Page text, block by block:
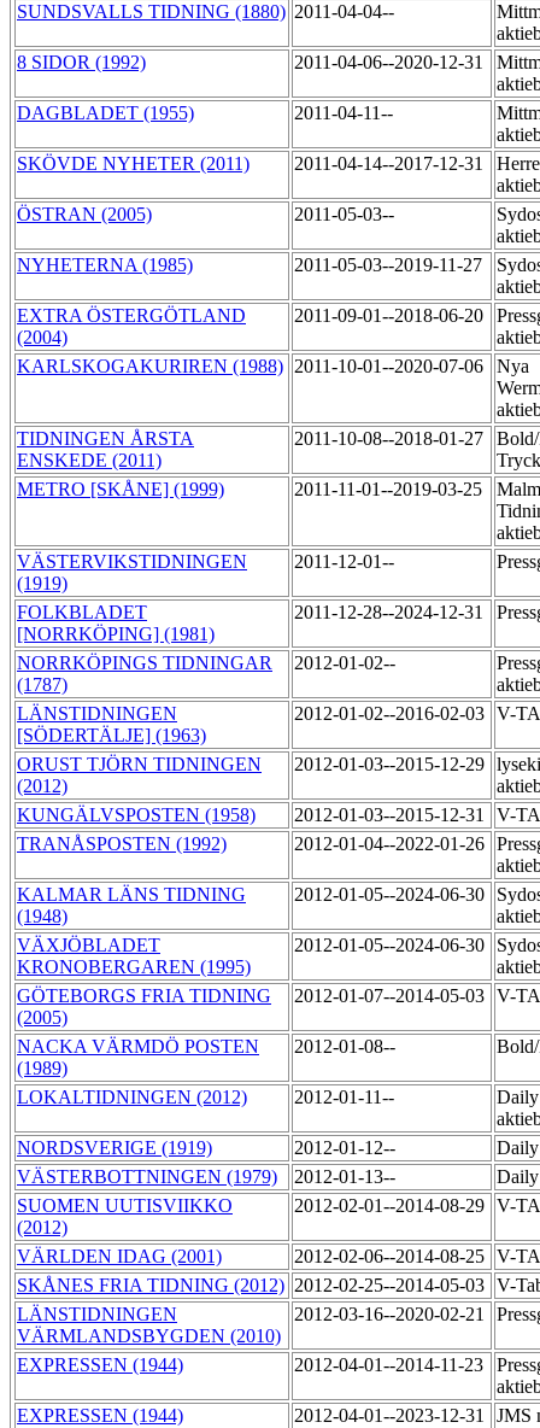
SUNDSVALLS TIDNING (1880) 2011-04-04--
8 SIDOR (1992)
2011-04-06--2020-12-31
DAGBLADET (1955)
2011-04-11--
SKÖVDE NYHETER (2011)
2011-04-14--2017-12-31
ÖSTRAN (2005)
2011-05-03--
NYHETERNA (1985)
2011-05-03--2019-11-27
EXTRA ÖSTERGÖTLAND
(2004)
2011-09-01--2018-06-20
KARLSKOGAKURIREN (1988) 2011-10-01--2020-07-06
Nya
TIDNINGEN ÅRSTA
ENSKEDE (2011)
2011-10-08--2018-01-27
METRO [SKÅNE] (1999)
2011-11-01--2019-03-25
VÄSTERVIKSTIDNINGEN
(1919)
2011-12-01--
FOLKBLADET
[NORRKÖPING] (1981)
2011-12-28--2024-12-31
NORRKÖPINGS TIDNINGAR
(1787)
2012-01-02--
LÄNSTIDNINGEN
[SÖDERTÄLJE] (1963)
2012-01-02--2016-02-03 V-
ORUST TJÖRN TIDNINGEN
(2012)
2012-01-03--2015-12-29
KUNGÄLVSPOSTEN (1958)
2012-01-03--2015-12-31
V-
TRANÅSPOSTEN (1992)
2012-01-04--2022-01-26
KALMAR LÄNS TIDNING
(1948)
2012-01-05--2024-06-30
VÄXJÖBLADET
KRONOBERGAREN (1995)
2012-01-05--2024-06-30
GÖTEBORGS FRIA TIDNING
(2005)
2012-01-07--2014-05-03 V-
NACKA VÄRMDÖ POSTEN
(1989)
2012-01-08--
LOKALTIDNINGEN (2012) 2012-01-11--
NORDSVERIGE (1919)
2012-01-12--
VÄSTERBOTTNINGEN (1979)
2012-01-13--
SUOMEN UUTISVIIKKO
(2012)
2012-02-01--2014-08-29 V-
VÄRLDEN IDAG (2001) 2012-02-06--2014-08-25 V-
SKÅNES FRIA TIDNING (2012) 2012-02-25--2014-05-03 V-
LÄNSTIDNINGEN
VÄRMLANDSBYGDEN (2010)
2012-03-16--2020-02-21
EXPRESSEN (1944) 2012-04-01--2014-11-23
EXPRESSEN (1944)
2012-04-01--2023-12-31
JMS